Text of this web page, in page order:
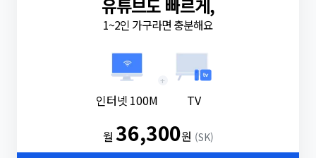
유튜브도 빠르게,
1~2인 가구라면 충분해요
인터넷 100M
+
TV
월36,300원 (SK)